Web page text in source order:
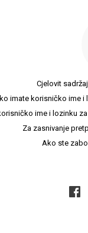
Cjelovit
imate korisničko ime i
ime i lozinku
Za zasnivanje
Ako ste